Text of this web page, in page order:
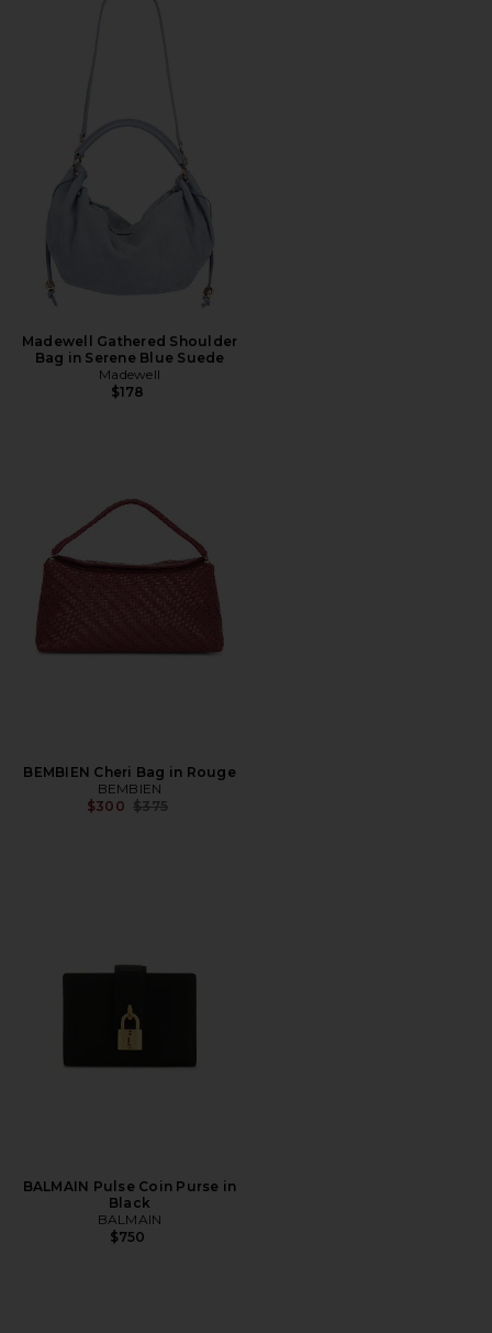
Madewell Gathered Shoulder
Bag in Serene Blue Suede
Madewell
$178
BEMBIEN Cheri Bag in Rouge
BEMBIEN
$300 Precio anterior:
$375
BALMAIN Pulse Coin Purse in
Black
BALMAIN
$750